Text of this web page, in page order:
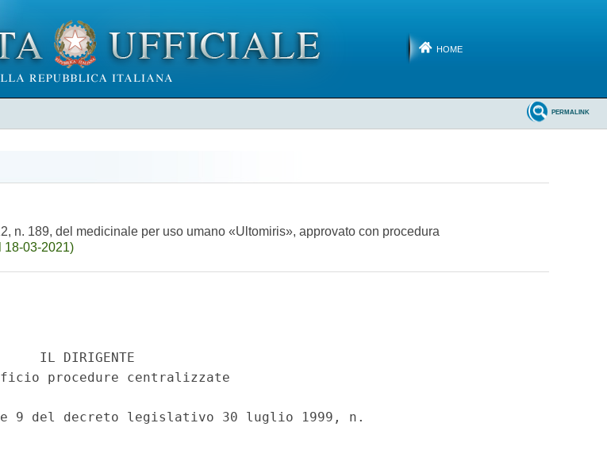
HOME
PERMALINK
n. 189, del medicinale per uso umano «Ultomiris», approvato con procedura
18-03-2021)